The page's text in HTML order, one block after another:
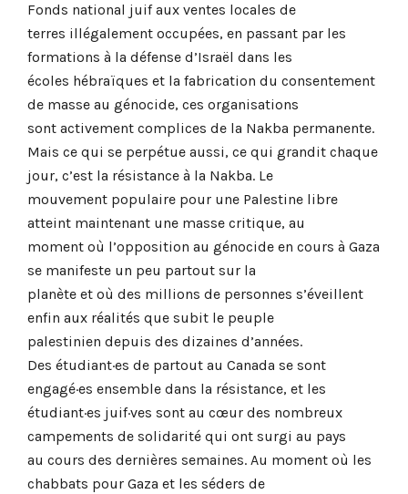
Fonds national juif aux ventes locales de
terres illégalement occupées, en passant par les
formations à la défense d’Israël dans les
écoles hébraïques et la fabrication du consentement
de masse au génocide, ces organisations
sont activement complices de la Nakba permanente.
Mais ce qui se perpétue aussi, ce qui grandit chaque
jour, c’est la résistance à la Nakba. Le
mouvement populaire pour une Palestine libre
atteint maintenant une masse critique, au
moment où l’opposition au génocide en cours à Gaza
se manifeste un peu partout sur la
planète et où des millions de personnes s’éveillent
enfin aux réalités que subit le peuple
palestinien depuis des dizaines d’années.
Des étudiant·es de partout au Canada se sont
engagé·es ensemble dans la résistance, et les
étudiant·es juif·ves sont au cœur des nombreux
campements de solidarité qui ont surgi au pays
au cours des dernières semaines. Au moment où les
chabbats pour Gaza et les séders de